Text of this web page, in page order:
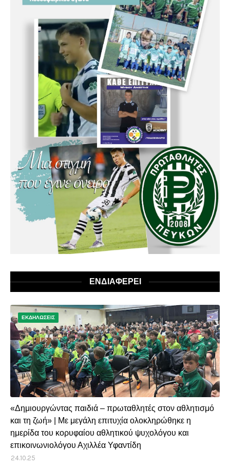
ΕΝΔΙΑΦΕΡΕΙ
ΕΚΔΗΛΩΣΕΙΣ
«Δημιουργώντας παιδιά – πρωταθλητές στον αθλητισμό
και τη ζωή» | Με μεγάλη επιτυχία ολοκληρώθηκε η
ημερίδα του κορυφαίου αθλητικού ψυχολόγου και
επικοινωνιολόγου Αχιλλέα Υφαντίδη
24.10.25